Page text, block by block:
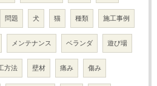
問題 犬 猫 種類 施工事例
メンテナンス ベランダ 遊び場
方法 壁材 痛み 傷み